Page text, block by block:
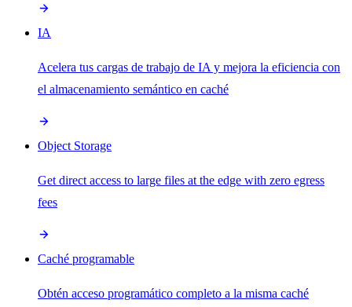
IA
Acelera tus cargas de trabajo de IA y mejora la eficiencia con
el almacenamiento semántico en caché
Object Storage
Get direct access to large files at the edge with zero egress
fees
Caché programable
Obtén acceso programático completo a la misma caché